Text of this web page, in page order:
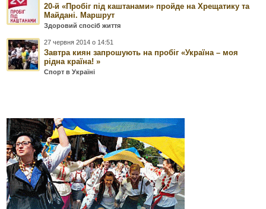
20-й «Пробіг під каштанами» пройде на Хрещатику та
Майдані. Маршрут
Здоровий спосіб життя
27 червня 2014 о 14:51
Завтра киян запрошують на пробіг «Україна – моя
рідна країна! »
Спорт в Україні